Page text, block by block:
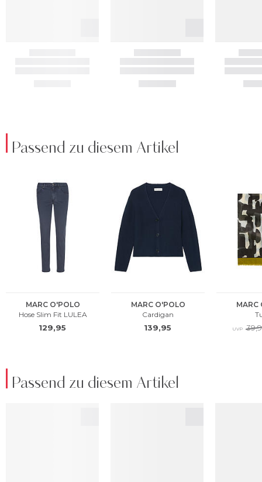
Passend zu diesem Artikel
Passend zu diesem Artikel